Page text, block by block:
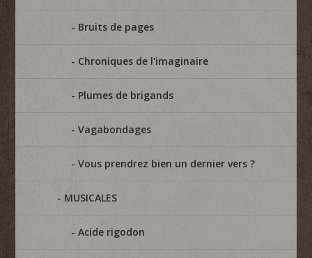
Bruits de pages
Chroniques de l'imaginaire
Plumes de brigands
Vagabondages
Vous prendrez bien un dernier vers ?
MUSICALES
Acide rigodon